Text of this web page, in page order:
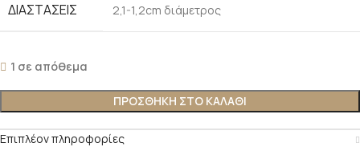
ΔΙΑΣΤΑΣΕΙΣ 2,1-1,2cm διάμετρος
1 σε απόθεμα
ΠΡΟΣΘΗΚΗ ΣΤΟ ΚΑΛΑΘΙ
Επιπλέον πληροφορίες